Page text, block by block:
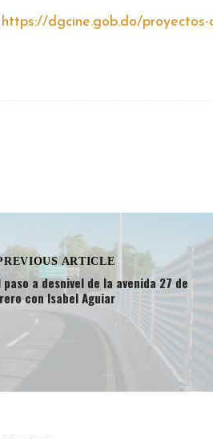
https://dgcine.gob.do/proyectos-
ARTICLE
paso a desnivel de la avenida 27 de
con Isabel Aguiar